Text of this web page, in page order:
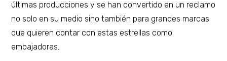
últimas producciones y se han convertido en un reclamo
no solo en su medio sino también para grandes marcas
que quieren contar con estas estrellas como
embajadoras.